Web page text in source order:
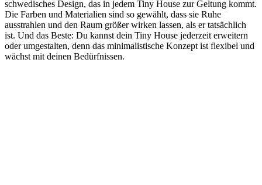
schwedisches Design, das in jedem Tiny House zur Geltung kommt.
Die Farben und Materialien sind so gewählt, dass sie Ruhe
ausstrahlen und den Raum größer wirken lassen, als er tatsächlich
ist. Und das Beste: Du kannst dein Tiny House jederzeit erweitern
oder umgestalten, denn das minimalistische Konzept ist flexibel und
wächst mit deinen Bedürfnissen.